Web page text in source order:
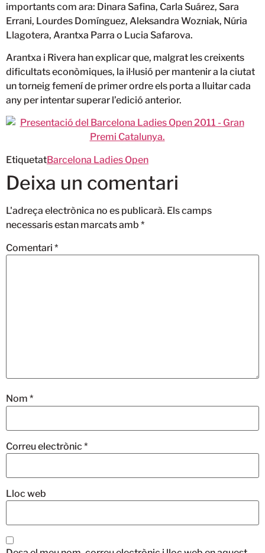
importants com ara: Dinara Safina, Carla Suárez, Sara
Errani, Lourdes Domínguez, Aleksandra Wozniak, Núria
Llagotera, Arantxa Parra o Lucia Safarova.
Arantxa i Rivera han explicar que, malgrat les creixents
dificultats econòmiques, la il·lusió per mantenir a la ciutat
un torneig femení de primer ordre els porta a lluitar cada
any per intentar superar l’edició anterior.
EtiquetatBarcelona Ladies Open
Deixa un comentari
L'adreça electrònica no es publicarà. Els camps
necessaris estan marcats amb *
Comentari *
Nom *
Correu electrònic *
Lloc web